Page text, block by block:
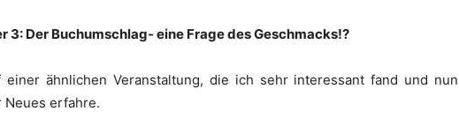
3: Der Buchumschlag- eine Frage des Geschmacks!?
ähnlichen Veranstaltung, die ich sehr interessant fand und nun
erfahre.